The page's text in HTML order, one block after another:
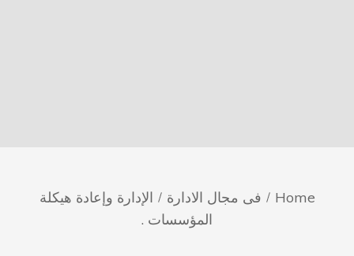
Home فى مجال الادارة
الإدارة وإعادة هيكلة
المؤسسات .